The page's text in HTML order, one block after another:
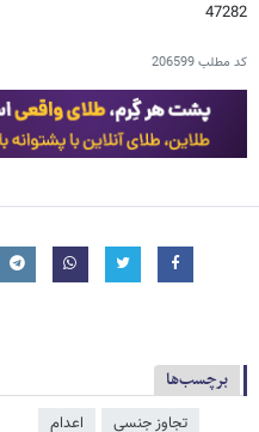
47282
کد مطلب206599
برچسب‌ها
تجاوز جنسی اعدام